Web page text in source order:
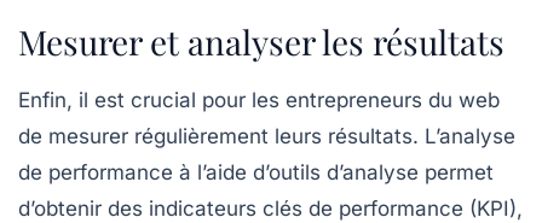
Mesurer et analyser les résultats
Enfin, il est crucial pour les entrepreneurs du web
de mesurer régulièrement leurs résultats. L’analyse
de performance à l’aide d’outils d’analyse permet
d’obtenir des indicateurs clés de performance (KPI),